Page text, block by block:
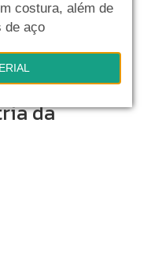
costura, além de
de aço
e
da